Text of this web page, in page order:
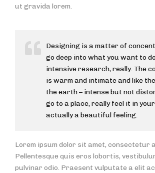
ut gravida lorem.
Designing is a matter of
go deep into what you want to
intensive research, really. The
is warm and intimate and like
the earth – intense but not
go to a place, really feel it in
actually a beautiful feeling.
Lorem ipsum dolor sit amet, consectetur
Pellentesque quis eros lobortis,
pulvinar odio. Praesent vulputate a elit